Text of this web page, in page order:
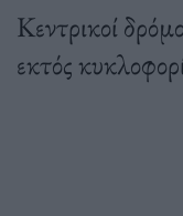
Κεντρικοί
εκτός